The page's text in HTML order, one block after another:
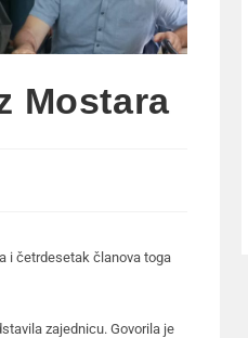
Mostara
i četrdesetak članova toga
zajednicu. Govorila je